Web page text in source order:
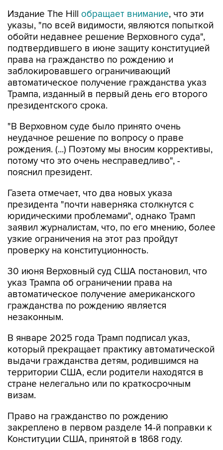
Издание The Hill обращает внимание, что эти
указы, "по всей видимости, являются попыткой
обойти недавнее решение Верховного суда",
подтвердившего в июне защиту конституцией
права на гражданство по рождению и
заблокировавшего ограничивающий
автоматическое получение гражданства указ
Трампа, изданный в первый день его второго
президентского срока.
"В Верховном суде было принято очень
неудачное решение по вопросу о праве
рождения. (...) Поэтому мы вносим коррективы,
потому что это очень несправедливо", -
пояснил президент.
Газета отмечает, что два новых указа
президента "почти наверняка столкнутся с
юридическими проблемами", однако Трамп
заявил журналистам, что, по его мнению, более
узкие ограничения на этот раз пройдут
проверку на конституционность.
30 июня Верховный суд США постановил, что
указ Трампа об ограничении права на
автоматическое получение американского
гражданства по рождению является
незаконным.
В январе 2025 года Трамп подписал указ,
который прекращает практику автоматической
выдачи гражданства детям, родившимся на
территории США, если родители находятся в
стране нелегально или по краткосрочным
визам.
Право на гражданство по рождению
закреплено в первом разделе 14-й поправки к
Конституции США, принятой в 1868 году.